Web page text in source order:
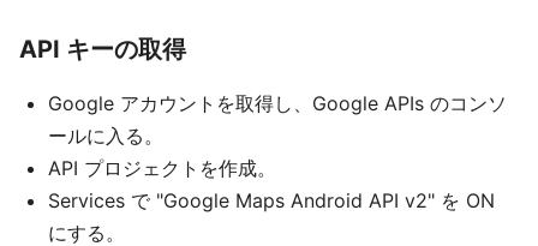
API キーの取得
Google アカウントを取得し、Google APIs のコンソ
ールに入る。
API プロジェクトを作成。
Services で "Google Maps Android API v2" を ON
にする。